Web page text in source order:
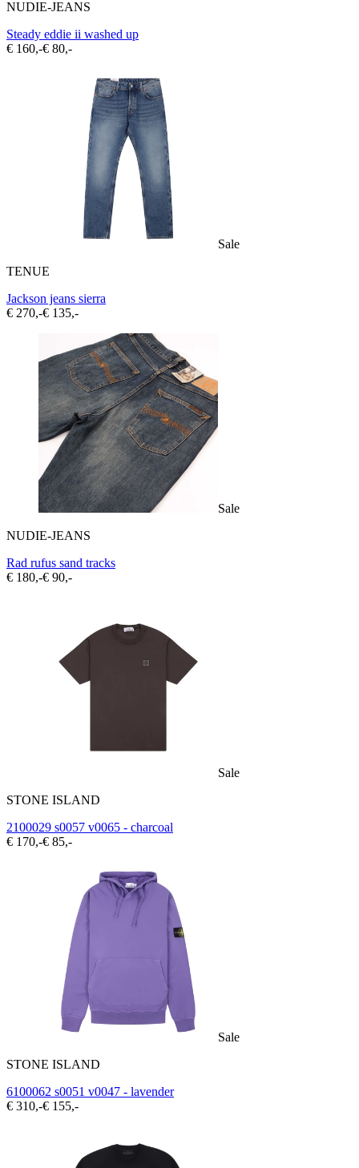
NUDIE-JEANS
Steady eddie ii washed up
€ 160,-€ 80,-
Sale
TENUE
Jackson jeans sierra
€ 270,-€ 135,-
Sale
NUDIE-JEANS
Rad rufus sand tracks
€ 180,-€ 90,-
Sale
STONE ISLAND
2100029 s0057 v0065 - charcoal
€ 170,-€ 85,-
Sale
STONE ISLAND
6100062 s0051 v0047 - lavender
€ 310,-€ 155,-